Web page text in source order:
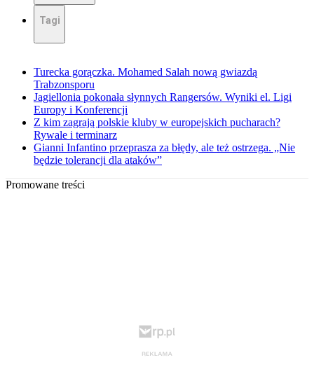
Tagi
Turecka gorączka. Mohamed Salah nową gwiazdą
Trabzonsporu
Jagiellonia pokonała słynnych Rangersów. Wyniki el. Ligi
Europy i Konferencji
Z kim zagrają polskie kluby w europejskich pucharach?
Rywale i terminarz
Gianni Infantino przeprasza za błędy, ale też ostrzega. „Nie
będzie tolerancji dla ataków”
Promowane treści